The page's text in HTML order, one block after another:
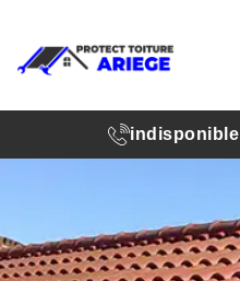
indisponible